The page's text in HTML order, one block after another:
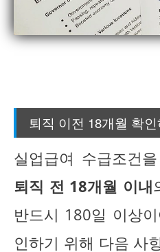
퇴직 이전 18개월 확인
실업급여 수급조건
퇴직 전 18개월 이내
반드시 180일 이상
인하기 위해 다음 사